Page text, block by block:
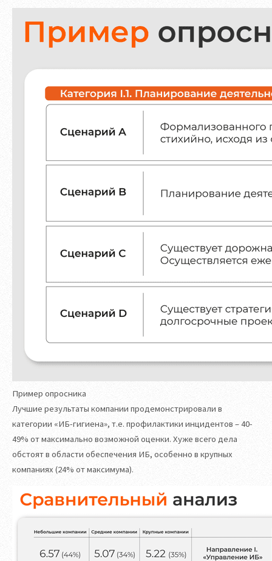
Пример опросника
Лучшие результаты компании продемонстрировали в
категории «ИБ-гигиена», т.е. профилактики инцидентов – 40-
49% от максимально возможной оценки. Хуже всего дела
обстоят в области обеспечения ИБ, особенно в крупных
компаниях (24% от максимума).